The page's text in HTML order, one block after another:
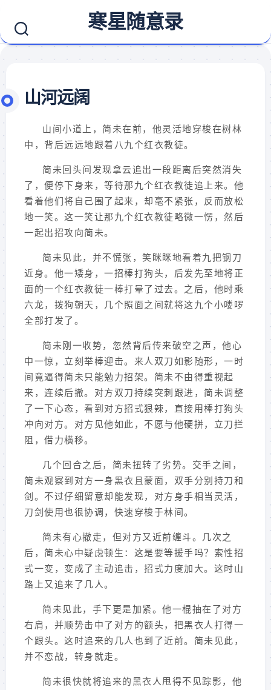
content
寒星随意录
山河远阔
山间小道上，简未在前，他灵活地穿梭在树林
中，背后远远地跟着八九个红衣教徒。
简未回头间发现拿云追出一段距离后突然消失
了，便停下身来，等待那九个红衣教徒追上来。他
看着他们将自己围了起来，却毫不紧张，反而放松
地一笑。这一笑让那九个红衣教徒略微一愣，然后
一起出招攻向简未。
简未见此，并不慌张，笑眯眯地看着九把钢刀
近身。他一矮身，一招棒打狗头，后发先至地将正
面的一个红衣教徒一棒打晕了过去。之后，他时乘
六龙，拨狗朝天，几个照面之间就将这九个小喽啰
全部打发了。
简未刚一收势，忽然背后传来破空之声，他心
中一惊，立刻举棒迎击。来人双刀如影随形，一时
间竟逼得简未只能勉力招架。简未不由得重视起
来，连续后撤。对方双刀持续突刺跟进，简未调整
了一下心态，看到对方招式狠辣，直接用棒打狗头
冲向对方。对方见他如此，不愿与他硬拼，立刀拦
阻，借力横移。
几个回合之后，简未扭转了劣势。交手之间，
简未观察到对方一身黑衣且蒙面，双手分别持刀和
剑。不过仔细留意却能发现，对方身手相当灵活，
刀剑使用也很协调，快速穿梭于林间。
简未有心撤走，但对方又近前缠斗。几次之
后，简未心中疑虑顿生：这是要等援手吗？索性招
式一变，变成了主动追击，招式力度加大。这时山
路上又追来了几人。
简未见此，手下更是加紧。他一棍抽在了对方
右肩，并顺势击中了对方的额头，把黑衣人打得一
个跟头。这时追来的几人也到了近前。简未见此，
并不恋战，转身就走。
简未很快就将追来的黑衣人甩得不见踪影，他